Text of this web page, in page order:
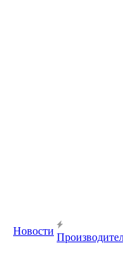
Новости